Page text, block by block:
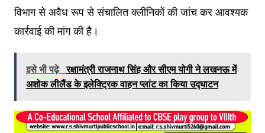
विभाग से अवैध रूप से संचालित क्लीनिकों की जांच कर आवश्यक
कार्रवाई की मांग की है।
इसे भी पढ़े रक्षामंत्री राजनाथ सिंह और सीएम योगी ने लखनऊ में
अशोक लीलैंड के इलेक्ट्रिक वाहन प्लांट का किया उद्घाटन